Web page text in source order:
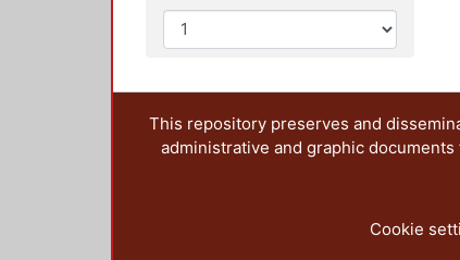
This repository preserves and
administrative and graphic
Cookie